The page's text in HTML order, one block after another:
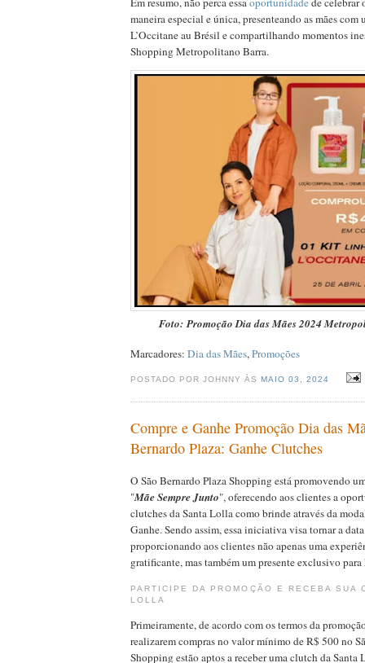
maneira especial e única, presenteando as mães
L’Occitane au Brésil e compartilhando momentos
Shopping Metropolitano Barra.
Foto: Promoção Dia das Mães 2024
Marcadores: Dia das Mães,Promoções
POSTADO POR JOHNNY ÀS MAIO 03, 2024
Compre e Ganhe Promoção Dia das
Bernardo Plaza: Ganhe Clutches
O São Bernardo Plaza Shopping está promovendo
"Mãe Sempre Junto", oferecendo aos clientes a
clutches da Santa Lolla como brinde através da
Ganhe. Sendo assim, essa iniciativa visa tornar a
proporcionando aos clientes não apenas uma
gratificante, mas também um presente exclusivo para
PARTICIPE DA PROMOÇÃO E RECEBA SUA
LOLLA
Primeiramente, de acordo com os termos da
realizarem compras no valor mínimo de R$ 500 no
Shopping estão aptos a receber uma clutch da Santa